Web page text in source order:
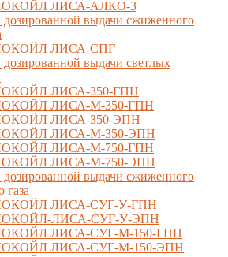
ЛОКОЙЛ ЛИСА-АЛКО-3
дозированной выдачи сжиженного
ЛОКОЙЛ ЛИСА-СПГ
дозированной выдачи светлых
ЛИСА-350-ГПН
ЛИСА-М-350-ГПН
ЛИСА-350-ЭПН
ЛИСА-М-350-ЭПН
ЛИСА-М-750-ГПН
ЛИСА-М-750-ЭПН
дозированной выдачи сжиженного
газа
ЛОКОЙЛ ЛИСА-СУГ-У-ГПН
ЛОКОЙЛ-ЛИСА-СУГ-У-ЭПН
ЛИСА-СУГ-М-150-ГПН
ЛИСА-СУГ-М-150-ЭПН